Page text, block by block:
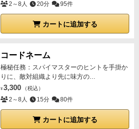
2～8人 20分 95件
カートに追加する
コードネーム
極秘任務：スパイマスターのヒントを手掛か
りに、敵対組織より先に味方の...
¥ 3,300 （税込）
2～8人 15分 80件
カートに追加する